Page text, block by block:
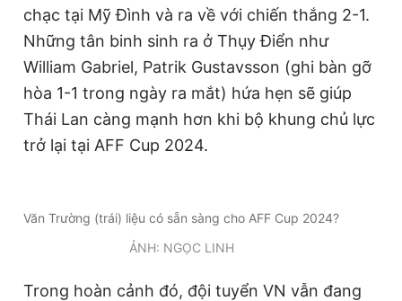
chép dưới mọi hình thức nếu không có sự chấp thuận bằng văn
bản. Phát triển bởi ePi Technologies, JSC.
chạc tại Mỹ Đình và ra về với chiến thắng 2-1.
Những tân binh sinh ra ở Thụy Điển như
William Gabriel, Patrik Gustavsson (ghi bàn gỡ
hòa 1-1 trong ngày ra mắt) hứa hẹn sẽ giúp
Thái Lan càng mạnh hơn khi bộ khung chủ lực
trở lại tại AFF Cup 2024.
Văn Trường (trái) liệu có sẵn sàng cho AFF Cup 2024?
ẢNH: NGỌC LINH
Trong hoàn cảnh đó, đội tuyển VN vẫn đang